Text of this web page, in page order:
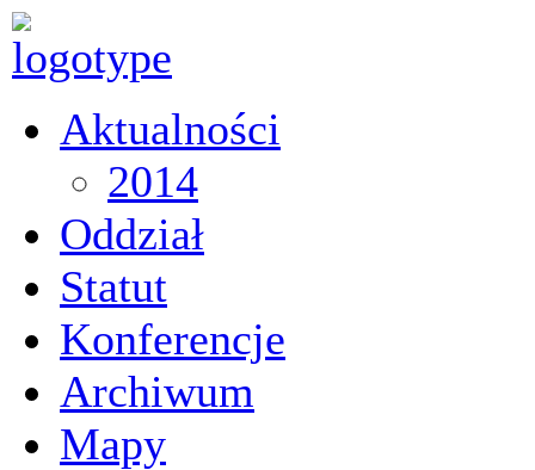
Aktualności
2014
Oddział
Statut
Konferencje
Archiwum
Mapy